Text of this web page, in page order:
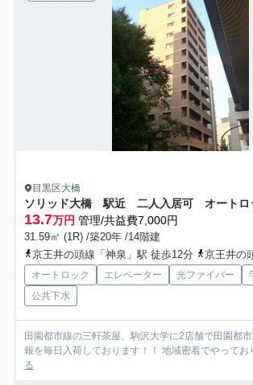
目黒区大橋
13.7万円 管理/共益費7,000円
31.59㎡ (1R) /築20年 /14階建
京王井の頭線「神泉」駅 徒歩12分
京王井の頭線「
オートロック エレベーター 光ファイバー
公共下水
田園都市線の三軒茶屋、駒沢大学に2店舗で田園都
報を毎日入荷しております！！ 地域密着でやってお
る